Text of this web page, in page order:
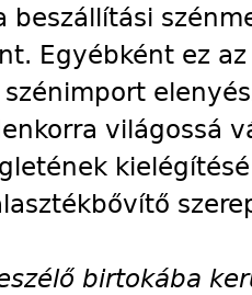
beszállítási
Egyébként ez
világossá
birtokába